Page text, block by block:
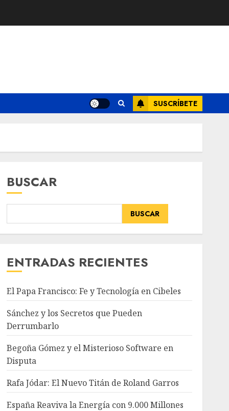
SUSCRÍBETE
BUSCAR
BUSCAR
ENTRADAS RECIENTES
El Papa Francisco: Fe y Tecnología en Cibeles
Sánchez y los Secretos que Pueden
Derrumbarlo
Begoña Gómez y el Misterioso Software en
Disputa
Rafa Jódar: El Nuevo Titán de Roland Garros
España Reaviva la Energía con 9.000 Millones